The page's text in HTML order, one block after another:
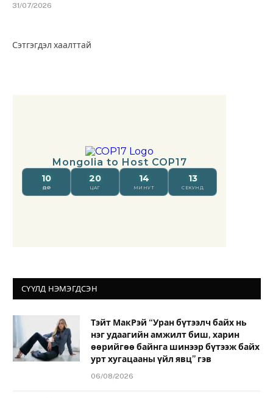
31/07/2026
Сэтгэгдэл хаалттай
СҮҮЛД НЭМЭГДСЭН
Тэйт МакРэй “Уран бүтээлч байх нь
нэг удаагийн амжилт биш, харин
өөрийгөө байнга шинээр бүтээж байх
урт хугацааны үйл явц” гэв
06/08/2026